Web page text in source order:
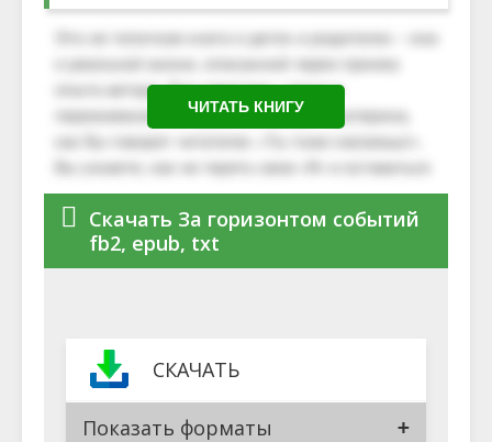
ЧИТАТЬ КНИГУ
Скачать За горизонтом событий
fb2, epub, txt
СКАЧАТЬ
Показать форматы